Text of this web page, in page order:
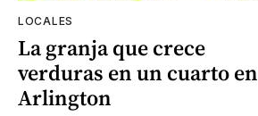
LOCALES
La granja que crece
verduras en un cuarto en
Arlington